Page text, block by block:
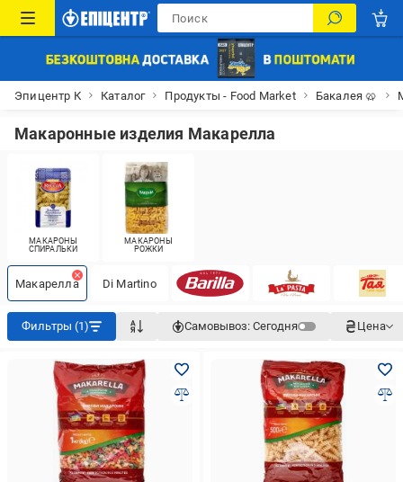
Эпицентр К Каталог Продукты - Food Market Бакалея 🥨
Макаронные изделия Макарелла
МАКАРОНЫ
СПИРАЛЬКИ
МАКАРОНЫ
РОЖКИ
Макарелла Di Martino
Фильтры (1) Самовывоз: Сегодня Цена